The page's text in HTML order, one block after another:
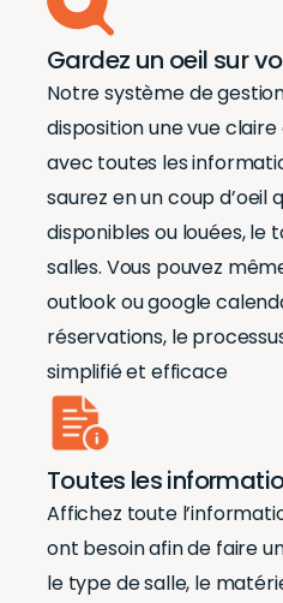
Gardez un oeil sur
Notre système de
disposition une vue
avec toutes les
saurez en un coup d’oeil
disponibles ou louées, le
salles. Vous pouvez
outlook ou google
réservations, le
simplifié et efficace
Toutes les
Affichez toute
ont besoin afin de faire
le type de salle, le